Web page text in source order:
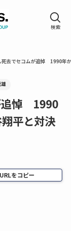
死去でセコムが追悼 1990年
追悼 1990
平と対決
URLをコピー